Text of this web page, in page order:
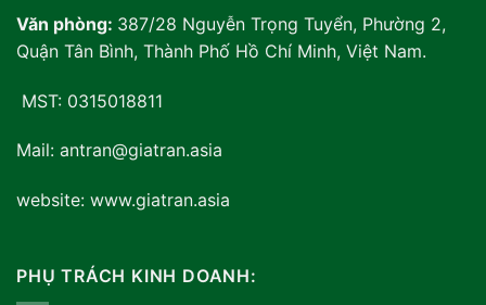
Văn phòng: 387/28 Nguyễn Trọng Tuyển, Phường 2,
Quận Tân Bình, Thành Phố Hồ Chí Minh, Việt Nam.
MST: 0315018811
Mail: antran@giatran.asia
website: www.giatran.asia
PHỤ TRÁCH KINH DOANH: